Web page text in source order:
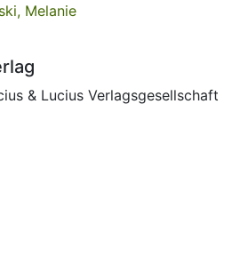
Melanie
& Lucius Verlagsgesellschaft